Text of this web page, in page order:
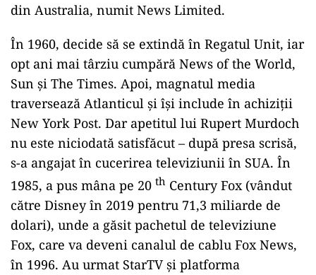
din Australia, numit News Limited.
În 1960, decide să se extindă în Regatul Unit, iar
opt ani mai târziu cumpără News of the World,
Sun și The Times. Apoi, magnatul media
traversează Atlanticul și își include în achiziții
New York Post. Dar apetitul lui Rupert Murdoch
nu este niciodată satisfăcut – după presa scrisă,
s-a angajat în cucerirea televiziunii în SUA. În
1985, a pus mâna pe 20 th Century Fox (vândut
către Disney în 2019 pentru 71,3 miliarde de
dolari), unde a găsit pachetul de televiziune
Fox, care va deveni canalul de cablu Fox News,
în 1996. Au urmat StarTV și platforma